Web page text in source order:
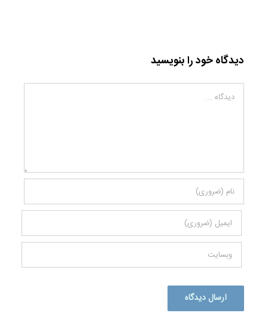
دیدگاه خود را بنویسید
دیدگاه